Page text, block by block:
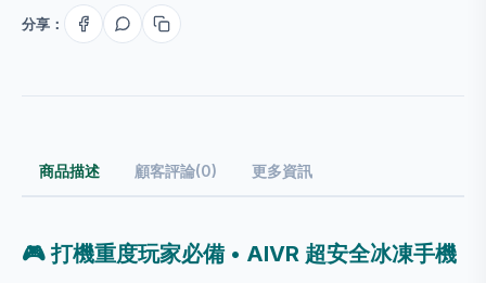
分享：
商品描述 顧客評論(0) 更多資訊
🎮 打機重度玩家必備 • AIVR 超安全冰凍手機